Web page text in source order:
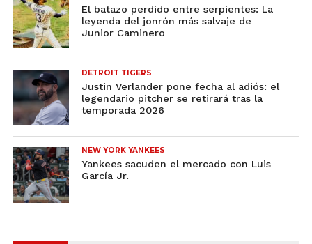
El batazo perdido entre serpientes: La
leyenda del jonrón más salvaje de
Junior Caminero
DETROIT TIGERS
Justin Verlander pone fecha al adiós: el
legendario pitcher se retirará tras la
temporada 2026
NEW YORK YANKEES
Yankees sacuden el mercado con Luis
García Jr.